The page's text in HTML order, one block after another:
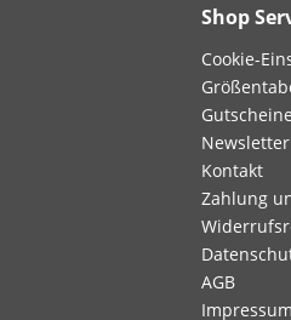
Shop
Cookie-
Gutscheine
Newsletter
Kontakt
Zahlung
AGB
Impressum